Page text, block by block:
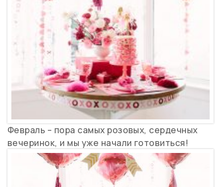
Февраль – пора самых розовых, сердечных
вечеринок, и мы уже начали готовиться!